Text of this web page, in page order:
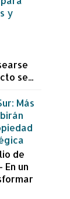
y
se...
Más
de
En un